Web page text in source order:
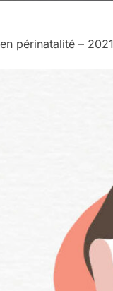
périnatalité – 2021